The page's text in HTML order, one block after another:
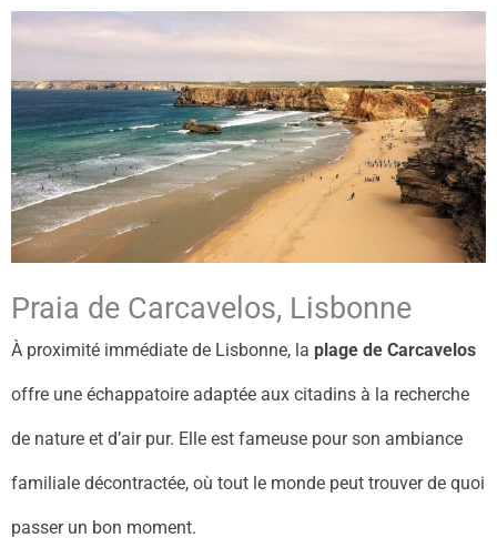
Praia de Carcavelos, Lisbonne
À proximité immédiate de Lisbonne, la plage de Carcavelos
offre une échappatoire adaptée aux citadins à la recherche
de nature et d’air pur. Elle est fameuse pour son ambiance
familiale décontractée, où tout le monde peut trouver de quoi
passer un bon moment.